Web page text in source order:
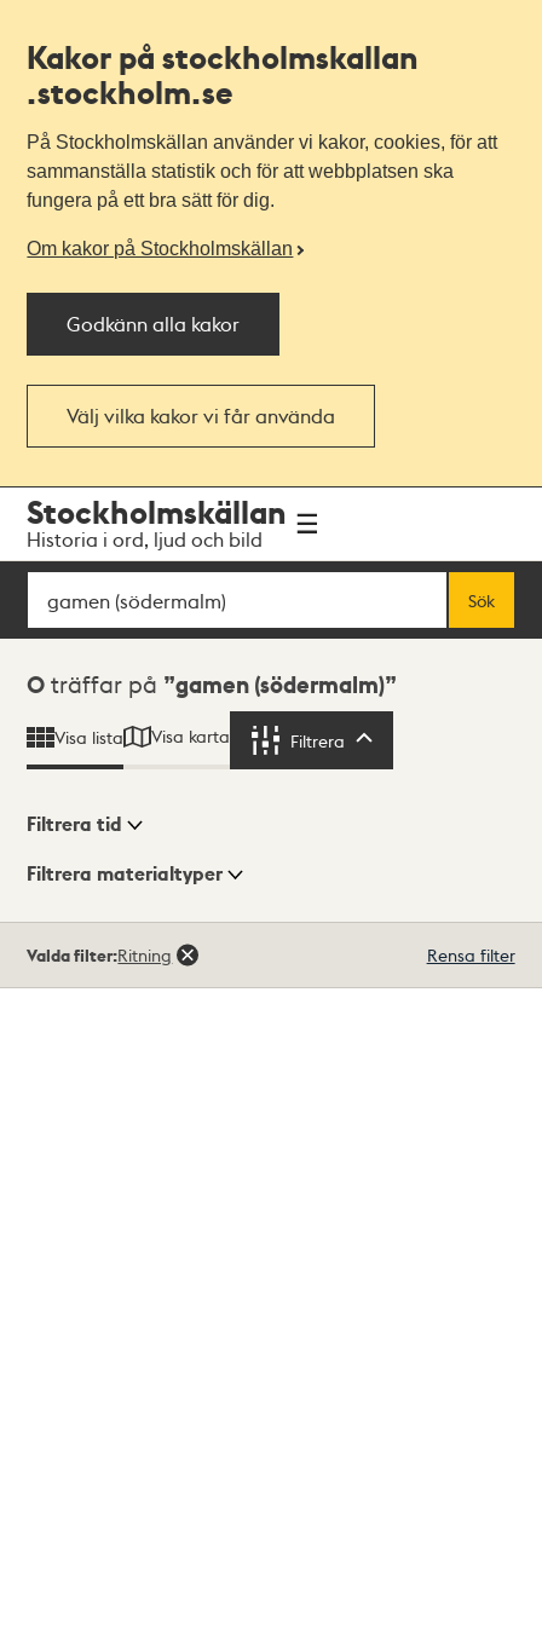
Kakor på stockholmskallan
.stockholm.se
På Stockholmskällan använder vi kakor, cookies, för att
sammanställa statistik och för att webbplatsen ska
fungera på ett bra sätt för dig.
Om kakor på Stockholmskällan
Godkänn alla kakor
Välj vilka kakor vi får använda
navigationen
huvudinnehållet
Stockholmskällan
Historia i ord, ljud och bild
Sök
Sök
Sökresultat
0 träffar på gamen (södermalm)
Visa lista Visa karta Filtrera
Visningsläge
Filtrera tid
Filtrera materialtyper
träffar
Valda filter:Ritning Rensa filter